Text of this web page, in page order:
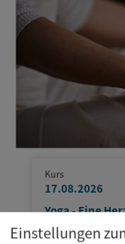
Kurs
17.08.2026
Yoga - Eine
Einstellungen